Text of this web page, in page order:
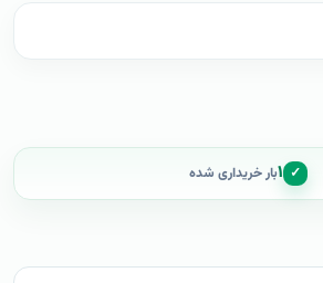
✓ ۱بار خریداری شده